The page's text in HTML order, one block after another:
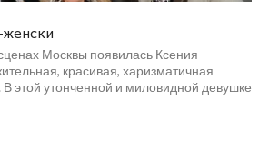
Москвы появилась Ксения
красивая, харизматичная
В этой утонченной и миловидной девушке